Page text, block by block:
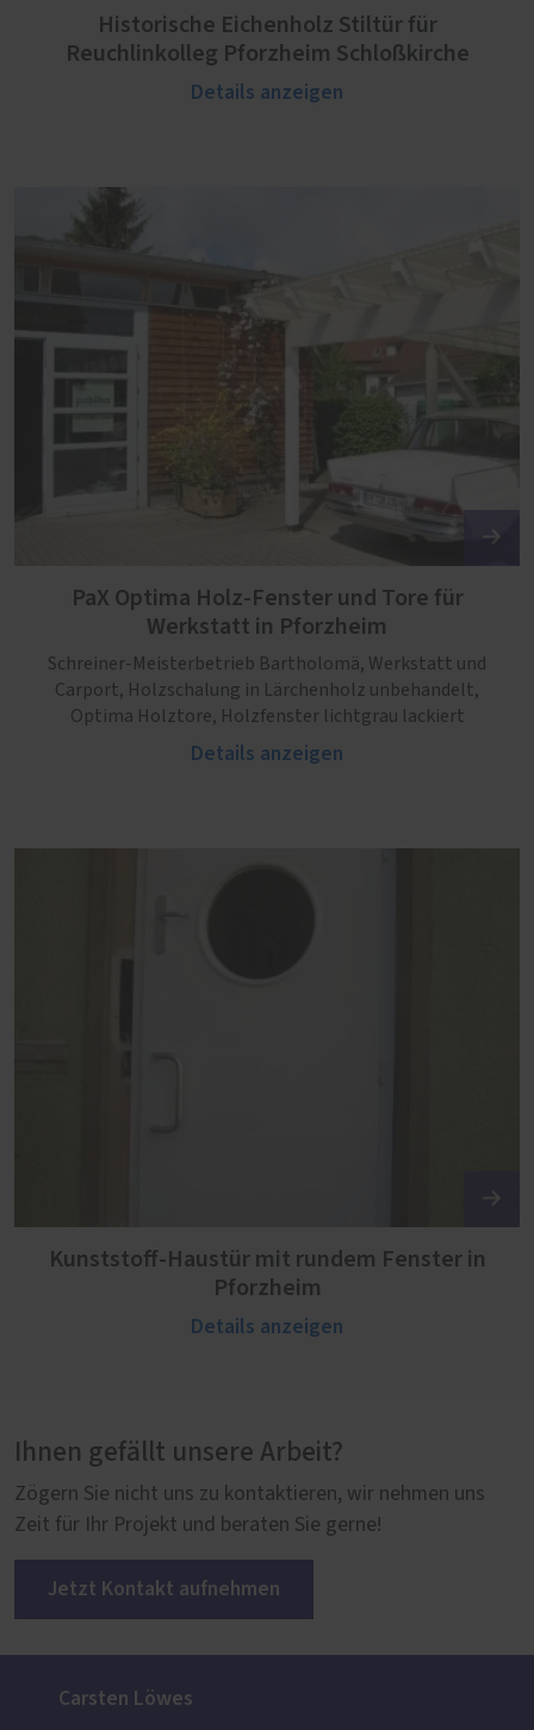
Historische Eichenholz Stiltür für
Reuchlinkolleg Pforzheim Schloßkirche
Details anzeigen
PaX Optima Holz-Fenster und Tore für
Werkstatt in Pforzheim
Schreiner-Meisterbetrieb Bartholomä, Werkstatt und
Carport, Holzschalung in Lärchenholz unbehandelt,
Optima Holztore, Holzfenster lichtgrau lackiert
Details anzeigen
Kunststoff-Haustür mit rundem Fenster in
Pforzheim
Details anzeigen
Ihnen gefällt unsere Arbeit?
Zögern Sie nicht uns zu kontaktieren, wir nehmen uns
Zeit für Ihr Projekt und beraten Sie gerne!
Jetzt Kontakt aufnehmen
Carsten Löwes